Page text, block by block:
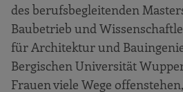
des berufsbegleitenden
Baubetrieb und
für Architektur und
Bergischen Universität
Frauen viele Wege